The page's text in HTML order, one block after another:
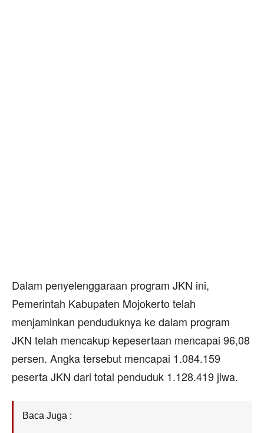
Dalam penyelenggaraan program JKN ini,
Pemerintah Kabupaten Mojokerto telah
menjaminkan penduduknya ke dalam program
JKN telah mencakup kepesertaan mencapai 96,08
persen. Angka tersebut mencapai 1.084.159
peserta JKN dari total penduduk 1.128.419 jiwa.
Baca Juga :